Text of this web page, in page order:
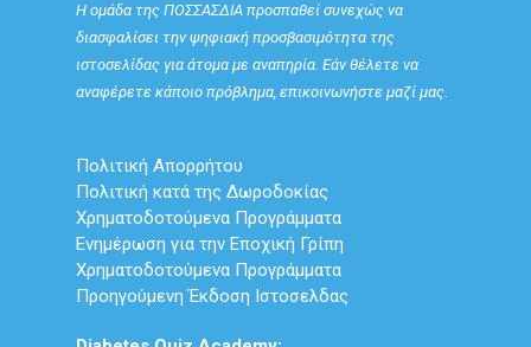
Η ομάδα της ΠΟΣΣΑΣΔΙΑ προσπαθεί συνεχώς να
διασφαλίσει την ψηφιακή προσβασιμότητα της
ιστοσελίδας για άτομα με αναπηρία. Εάν θέλετε να
αναφέρετε κάποιο πρόβλημα, επικοινωνήστε μαζί μας.
Πολιτική Απορρήτου
Πολιτική κατά της Δωροδοκίας
Χρηματοδοτούμενα Προγράμματα
Ενημέρωση για την Εποχική Γρίπη
Χρηματοδοτούμενα Προγράμματα
Προηγούμενη Έκδοση Ιστοσελδας